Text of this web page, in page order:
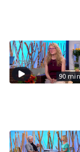
90 min